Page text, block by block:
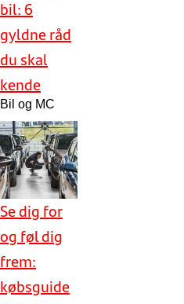
bil: 6
gyldne råd
du skal
kende
Bil og MC
Se dig for
og føl dig
frem:
købsguide